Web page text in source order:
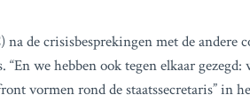
de crisisbesprekingen met de andere
we hebben ook tegen elkaar gezegd:
vormen rond de staatssecretaris” in